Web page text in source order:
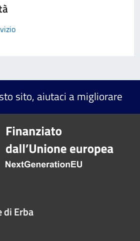
sito, aiutaci a migliorare
di Erba